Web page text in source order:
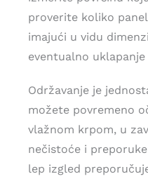
proverite koliko
imajući u vidu
eventualno uklapanje
Održavanje je
možete povremeno
vlažnom krpom, u
nečistoće i
lep izgled